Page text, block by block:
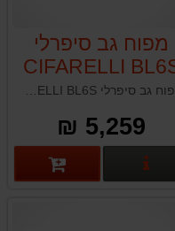
מפוח גב סיפרלי
CIFARELLI
5,259 ₪
פרטים נוספים